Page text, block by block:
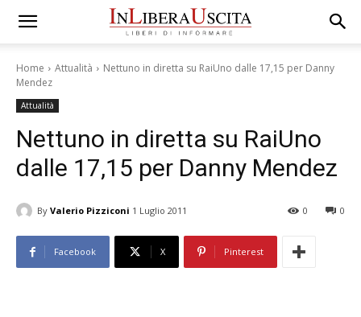
Home Attualità
Nettuno in diretta su RaiUno dalle 17,15 per Danny
Mendez
Attualità
Nettuno in diretta su RaiUno
dalle 17,15 per Danny Mendez
By Valerio Pizziconi 1 Luglio 2011 0
0
Facebook X Pinterest